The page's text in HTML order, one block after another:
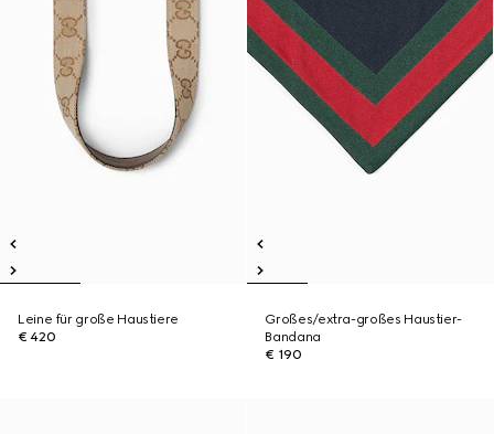
Leine für große Haustiere
€ 420
Großes/extra-großes Haustier-
Bandana
€ 190